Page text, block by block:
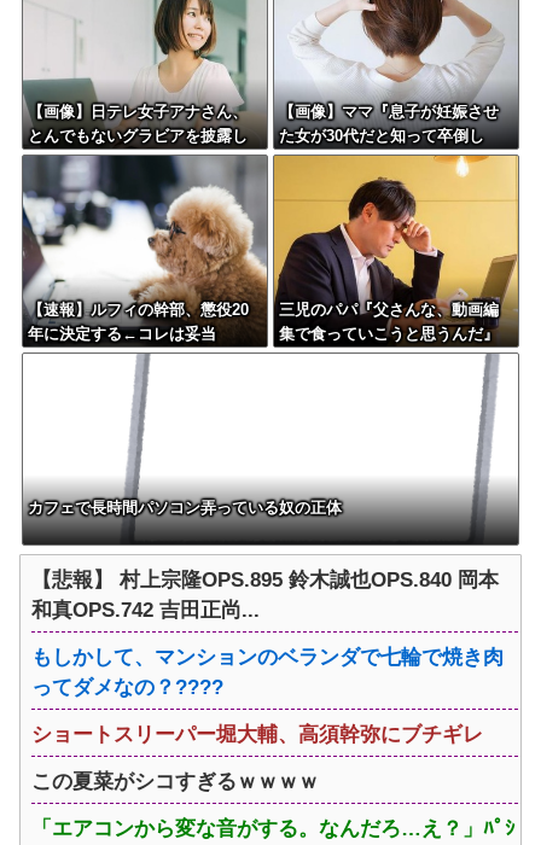
【画像】日テレ女子アナさん、
とんでもないグラビアを披露し
た結果・・・
【画像】ママ『息子が妊娠させ
た女が30代だと知って卒倒し
た』←これ
【速報】ルフィの幹部、懲役20
年に決定する←コレは妥当
か？？？？？？？
三児のパパ『父さんな、動画編
集で食っていこうと思うんだ』
→結果
カフェで長時間パソコン弄っている奴の正体
【悲報】 村上宗隆OPS.895 鈴木誠也OPS.840 岡本
和真OPS.742 吉田正尚...
もしかして、マンションのベランダで七輪で焼き肉
ってダメなの？????
ショートスリーパー堀大輔、高須幹弥にブチギレ
この夏菜がシコすぎるｗｗｗｗ
「エアコンから変な音がする。なんだろ…え？」ﾊﾟｼ